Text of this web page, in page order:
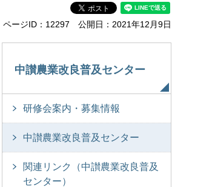
ページID：12297 公開日：2021年12月9日
中讃農業改良普及センター
研修会案内・募集情報
中讃農業改良普及センター
関連リンク（中讃農業改良普及
センター）